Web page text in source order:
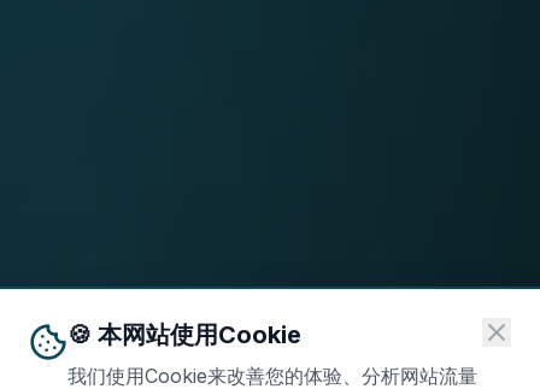
🍪 本网站使用Cookie
我们使用Cookie来改善您的体验、分析网站流量